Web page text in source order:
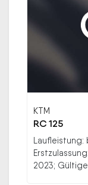
KTM
RC 125
Laufleistung:
2023;